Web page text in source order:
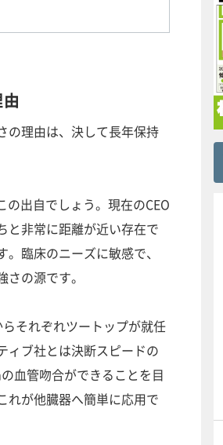
の理由は、決して長年保持
の出自でしょう。現在のCEO
と非常に距離が近い存在で
臨床のニーズに敏感で、
の源です。
それぞれツートップが就任
ィブ社とは決断スピードの
血管吻合ができることを目
れが他臓器へ簡単に応用で